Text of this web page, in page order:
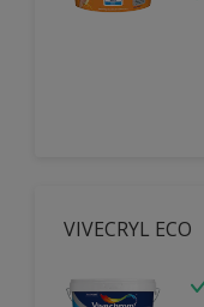
VIVECRYL ECO